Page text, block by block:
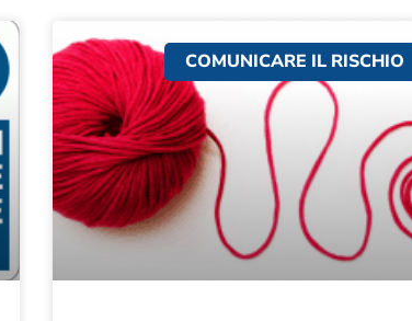
COMUNICARE IL RISCHIO